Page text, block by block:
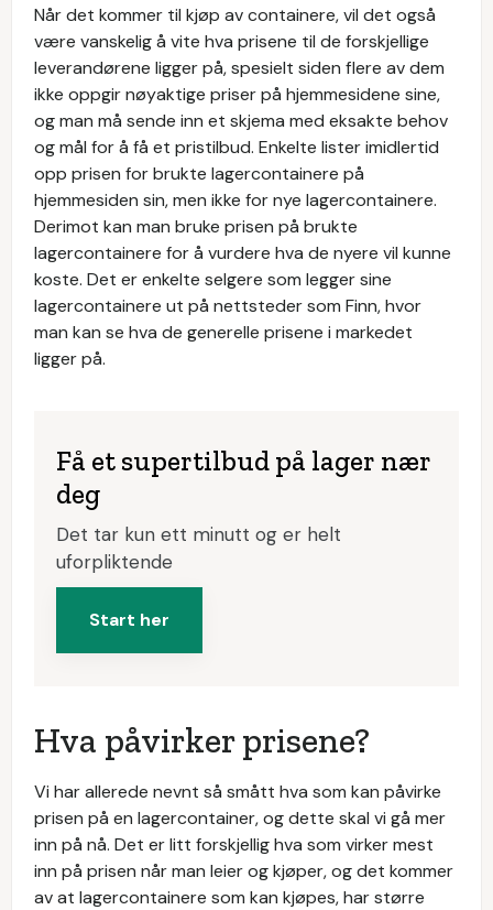
Når det kommer til kjøp av containere, vil det også
være vanskelig å vite hva prisene til de forskjellige
leverandørene ligger på, spesielt siden flere av dem
ikke oppgir nøyaktige priser på hjemmesidene sine,
og man må sende inn et skjema med eksakte behov
og mål for å få et pristilbud. Enkelte lister imidlertid
opp prisen for brukte lagercontainere på
hjemmesiden sin, men ikke for nye lagercontainere.
Derimot kan man bruke prisen på brukte
lagercontainere for å vurdere hva de nyere vil kunne
koste. Det er enkelte selgere som legger sine
lagercontainere ut på nettsteder som Finn, hvor
man kan se hva de generelle prisene i markedet
ligger på.
Få et supertilbud på lager nær
deg
Det tar kun ett minutt og er helt
uforpliktende
Start her
Hva påvirker prisene?
Vi har allerede nevnt så smått hva som kan påvirke
prisen på en lagercontainer, og dette skal vi gå mer
inn på nå. Det er litt forskjellig hva som virker mest
inn på prisen når man leier og kjøper, og det kommer
av at lagercontainere som kan kjøpes, har større